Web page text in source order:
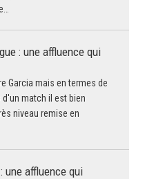
: une affluence qui
Garcia mais en termes de
match il est bien
niveau remise en
une affluence qui